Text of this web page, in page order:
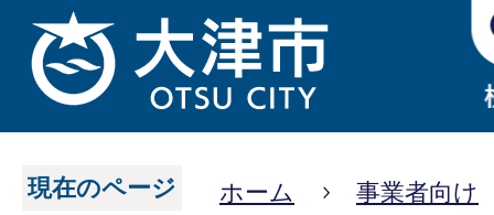
現在のページ ホーム
事業者向け